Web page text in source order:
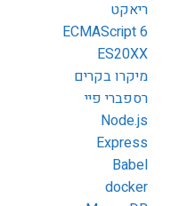
ריאקט
ECMAScript 6
ES20XX
מיקרו בקרים
רספברי פיי
Node.js
Express
Babel
docker